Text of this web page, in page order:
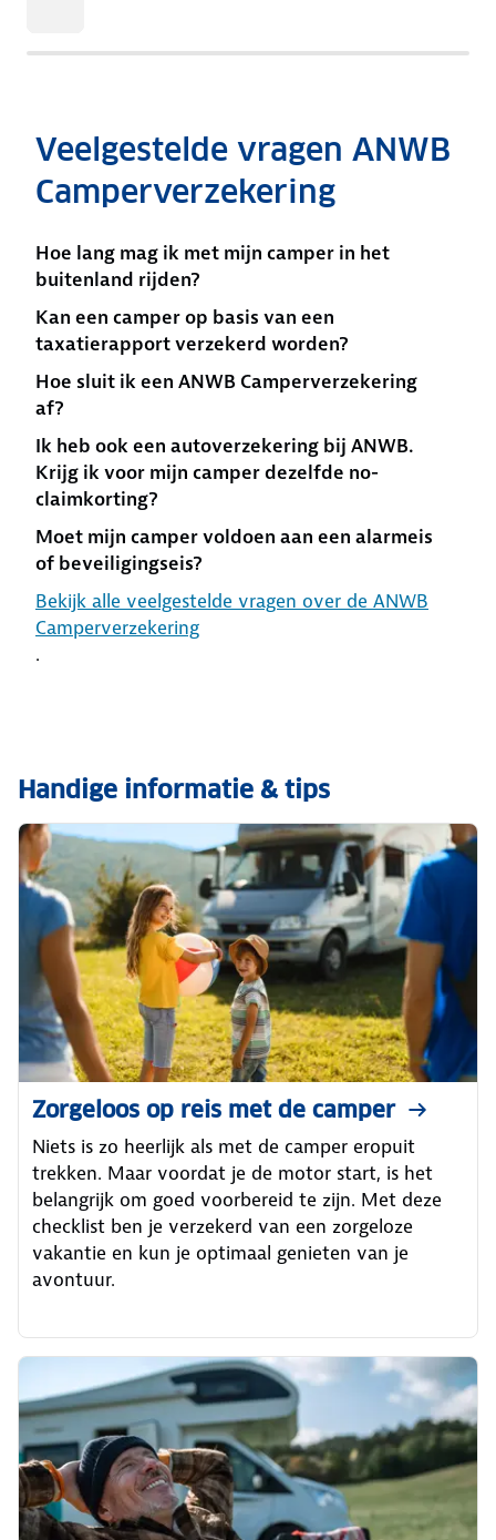
Veelgestelde vragen ANWB
Camperverzekering
Hoe lang mag ik met mijn camper in het
buitenland rijden?
Kan een camper op basis van een
taxatierapport verzekerd worden?
Hoe sluit ik een ANWB Camperverzekering
af?
Ik heb ook een autoverzekering bij ANWB.
Krijg ik voor mijn camper dezelfde no-
claimkorting?
Moet mijn camper voldoen aan een alarmeis
of beveiligingseis?
Bekijk alle veelgestelde vragen over de ANWB
Camperverzekering
.
Handige informatie & tips
Zorgeloos op reis met de camper
Niets is zo heerlijk als met de camper eropuit
trekken. Maar voordat je de motor start, is het
belangrijk om goed voorbereid te zijn. Met deze
checklist ben je verzekerd van een zorgeloze
vakantie en kun je optimaal genieten van je
avontuur.